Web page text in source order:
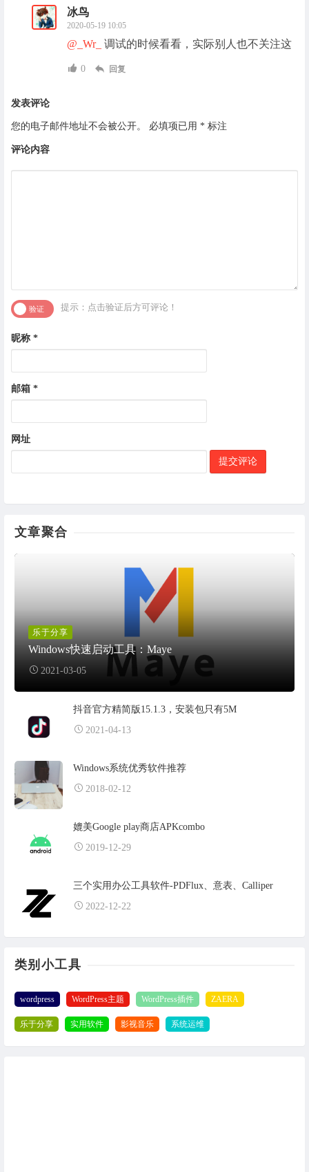
冰鸟
2020-05-19 10:05
@_Wr_ 调试的时候看看，实际别人也不关注这
0 回复
发表评论
您的电子邮件地址不会被公开。 必填项已用 * 标注
评论内容
提示：点击验证后方可评论！
昵称 *
邮箱 *
网址
文章聚合
乐于分享
Windows快速启动工具：Maye
2021-03-05
抖音官方精简版15.1.3，安装包只有5M
2021-04-13
Windows系统优秀软件推荐
2018-02-12
媲美Google play商店APKcombo
2019-12-29
三个实用办公工具软件-PDFlux、意表、Calliper
2022-12-22
类别小工具
wordpress WordPress主题 WordPress插件 ZAERA
乐于分享 实用软件 影视音乐 系统运维